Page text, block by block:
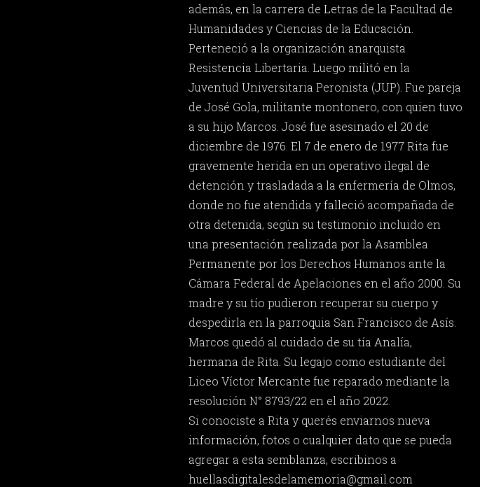
además, en la carrera de Letras de la Facultad de
Humanidades y Ciencias de la Educación.
Perteneció a la organización anarquista
Resistencia Libertaria. Luego militó en la
Juventud Universitaria Peronista (JUP). Fue pareja
de José Gola, militante montonero, con quien tuvo
a su hijo Marcos. José fue asesinado el 20 de
diciembre de 1976. El 7 de enero de 1977 Rita fue
gravemente herida en un operativo ilegal de
detención y trasladada a la enfermería de Olmos,
donde no fue atendida y falleció acompañada de
otra detenida, según su testimonio incluido en
una presentación realizada por la Asamblea
Permanente por los Derechos Humanos ante la
Cámara Federal de Apelaciones en el año 2000. Su
madre y su tío pudieron recuperar su cuerpo y
despedirla en la parroquia San Francisco de Asís.
Marcos quedó al cuidado de su tía Analía,
hermana de Rita. Su legajo como estudiante del
Liceo Víctor Mercante fue reparado mediante la
resolución N° 8793/22 en el año 2022.
Si conociste a Rita y querés enviarnos nueva
información, fotos o cualquier dato que se pueda
agregar a esta semblanza, escribinos a
huellasdigitalesdelamemoria@gmail.com